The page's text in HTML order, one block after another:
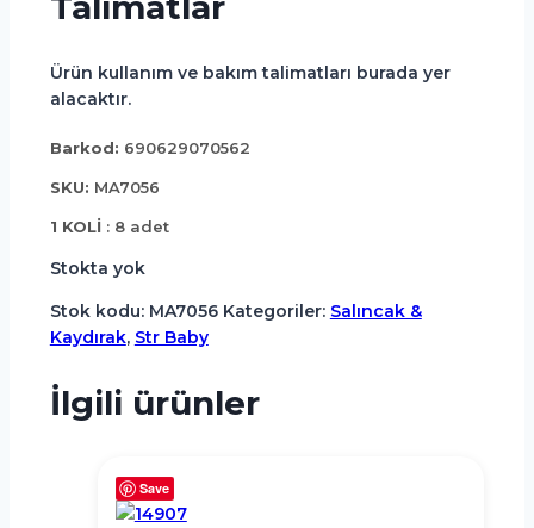
Ürün kullanım ve bakım talimatları burada yer
alacaktır.
Barkod: 690629070562
SKU: MA7056
1 KOLİ : 8 adet
Stokta yok
Stok kodu: MA7056 Kategoriler: Salıncak &
Kaydırak, Str Baby
İlgili ürünler
Save